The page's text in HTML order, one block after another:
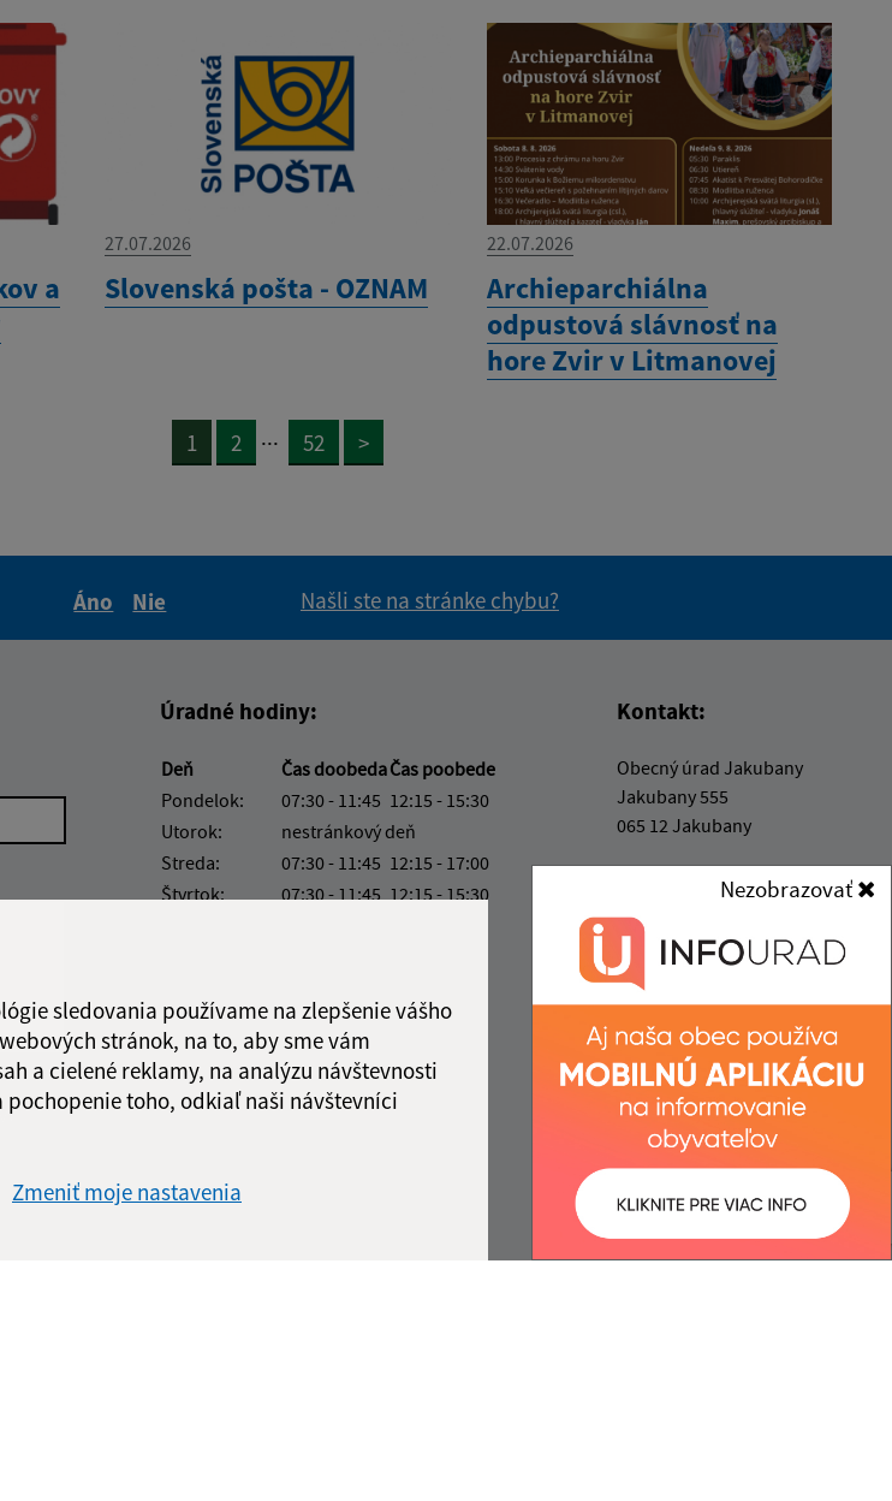
sledovania používame na zlepšenie vášho
stránok, na to, aby sme vám
a cielené reklamy, na analýzu návštevnosti
toho, odkiaľ naši návštevníci
Zmeniť moje nastavenia
Nezobrazovať
a
27.07.2026
Slovenská pošta - OZNAM
22.07.2026
Archieparchiálna
odpustová slávnosť na
hore Zvir v Litmanovej
1 2 ... 52 >
Áno
Nie
Našli ste na stránke chybu?
Úradné hodiny:
Deň Čas doobedaČas poobede
Pondelok:
07:30 - 11:45 12:15 - 15:30
Utorok:
nestránkový deň
Streda:
07:30 - 11:45 12:15 - 17:00
Štvrtok:
07:30 - 11:45 12:15 - 15:30
Kontakt:
Obecný úrad Jakubany
Jakubany 555
065 12 Jakubany
jakubany@jakubany.sk
+421 524 283 651
IČO: 00329924